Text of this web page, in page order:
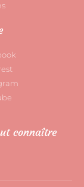
connaître